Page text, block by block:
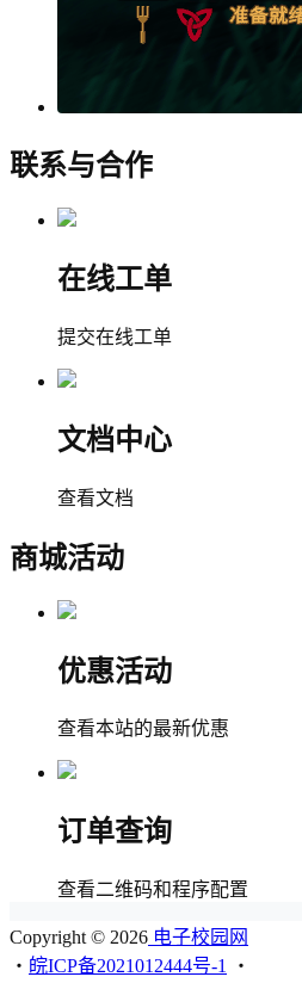
联系与合作
在线工单
提交在线工单
文档中心
查看文档
商城活动
优惠活动
查看本站的最新优惠
订单查询
查看二维码和程序配置
Copyright © 2026 电子校园网
・ 皖ICP备2021012444号-1 ・